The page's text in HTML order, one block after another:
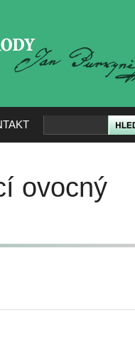
ovocný